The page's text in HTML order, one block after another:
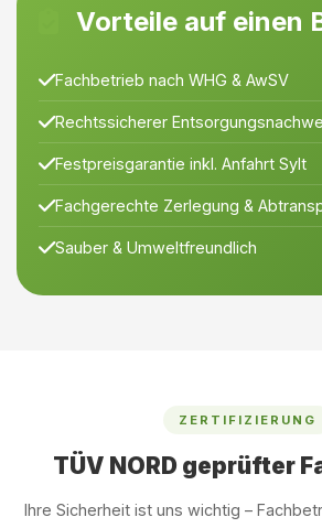
Vorteile auf einen
Fachbetrieb nach WHG & AwSV
Rechtssicherer
Festpreisgarantie inkl. Anfahrt Sylt
Fachgerechte Zerlegung &
Sauber & Umweltfreundlich
ZERTIFIZIERUNG
TÜV NORD geprüfter
Ihre Sicherheit ist uns wichtig –